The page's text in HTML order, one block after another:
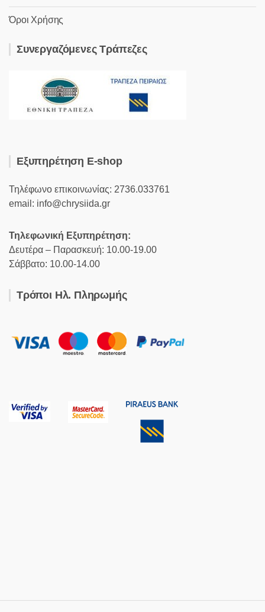
Όροι Χρήσης
Συνεργαζόμενες Τράπεζες
Εξυπηρέτηση E-shop
Τηλέφωνο επικοινωνίας: 2736.033761
email: info@chrysiida.gr
Τηλεφωνική Εξυπηρέτηση:
Δευτέρα – Παρασκευή: 10.00-19.00
Σάββατο: 10.00-14.00
Τρόποι Ηλ. Πληρωμής